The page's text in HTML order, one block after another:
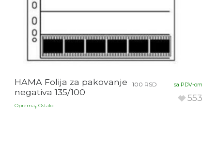
HAMA Folija za pakovanje
negativa 135/100
Oprema, Ostalo
100 RSD sa PDV-om
553